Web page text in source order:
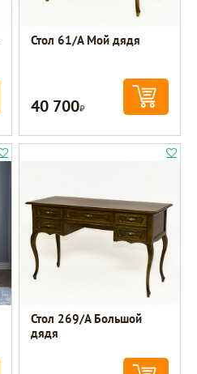
Стол 61/А Мой дядя
40 700Р
Стол 269/А Большой
дядя